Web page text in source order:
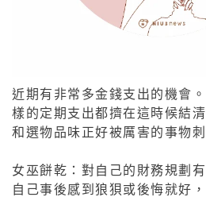
近期有非常多金錢支出的機會
樣的定期支出都擠在這時候結
和選物品味正好被厲害的事物刺
女巫餅乾：對自己的財務規劃
自己事後感到狼狽或後悔就好